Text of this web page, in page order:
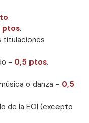
.
ptos.
titulaciones
- 0,5 ptos.
o danza - 0,5
de la EOI (excepto